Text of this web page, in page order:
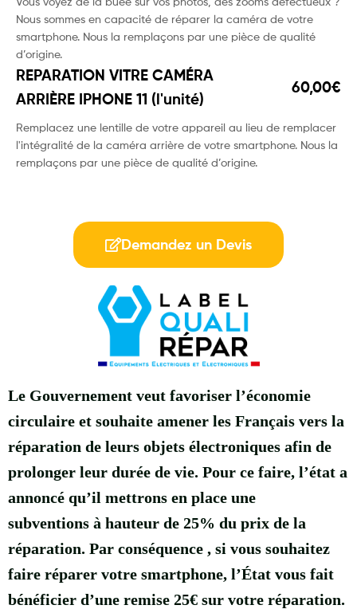
Nous sommes en capacité de réparer la caméra de votre
smartphone. Nous la remplaçons par une pièce de qualité
d’origine.
REPARATION VITRE CAMÉRA
ARRIÈRE IPHONE 11 (l'unité)
60,00€
Remplacez une lentille de votre appareil au lieu de remplacer
l'intégralité de la caméra arrière de votre smartphone. Nous la
remplaçons par une pièce de qualité d’origine.
Demandez un Devis
Le Gouvernement veut favoriser l’économie
circulaire et souhaite amener les Français vers la
réparation de leurs objets électroniques afin de
prolonger leur durée de vie. Pour ce faire, l’état a
annoncé qu’il mettrons en place une
subventions à hauteur de 25% du prix de la
réparation. Par conséquence , si vous souhaitez
faire réparer votre smartphone, l’État vous fait
bénéficier d’une remise 25€ sur votre réparation.